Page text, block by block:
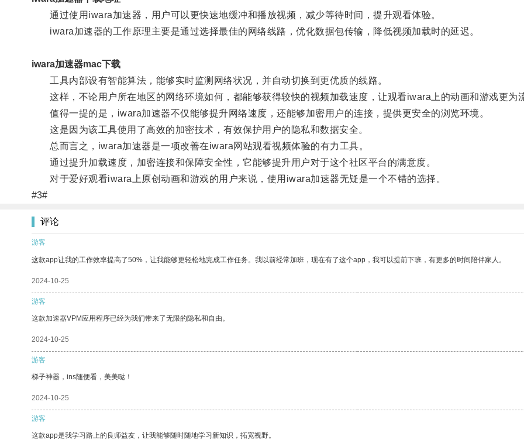
通过使用iwara加速器，用户可以更快速地缓冲和播放视频，减少等待时间，提升观看体验。
iwara加速器的工作原理主要是通过选择最佳的网络线路，优化数据包传输，降低视频加载时的延迟。
iwara加速器mac下载
工具内部设有智能算法，能够实时监测网络状况，并自动切换到更优质的线路。
这样，不论用户所在地区的网络环境如何，都能够获得较快的视频加载速度，让观看iwara上的动画和游戏更为
值得一提的是，iwara加速器不仅能够提升网络速度，还能够加密用户的连接，提供更安全的浏览环境。
这是因为该工具使用了高效的加密技术，有效保护用户的隐私和数据安全。
总而言之，iwara加速器是一项改善在iwara网站观看视频体验的有力工具。
通过提升加载速度，加密连接和保障安全性，它能够提升用户对于这个社区平台的满意度。
对于爱好观看iwara上原创动画和游戏的用户来说，使用iwara加速器无疑是一个不错的选择。
#3#
评论
游客
这款app让我的工作效率提高了50%，让我能够更轻松地完成工作任务。我以前经常加班，现在有了这个app，我可以提前下班，有更多的时间陪伴家人。
2024-10-25
游客
这款加速器VPM应用程序已经为我们带来了无限的隐私和自由。
2024-10-25
游客
梯子神器，ins随便看，美美哒！
2024-10-25
游客
这款app是我学习路上的良师益友，让我能够随时随地学习新知识，拓宽视野。